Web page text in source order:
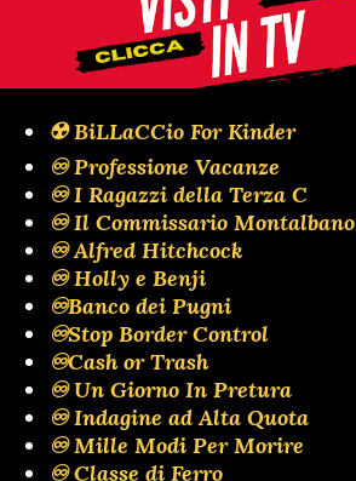
☢️ BiLLaCCio For Kinder
♾️ Professione Vacanze
♾️ I Ragazzi della Terza C
♾️ Il Commissario Montalbano
♾️ Alfred Hitchcock
♾️ Holly e Benji
♾️Banco dei Pugni
♾️Stop Border Control
♾️Cash or Trash
♾️ Un Giorno In Pretura
♾️ Indagine ad Alta Quota
♾️ Mille Modi Per Morire
♾️ Classe di Ferro